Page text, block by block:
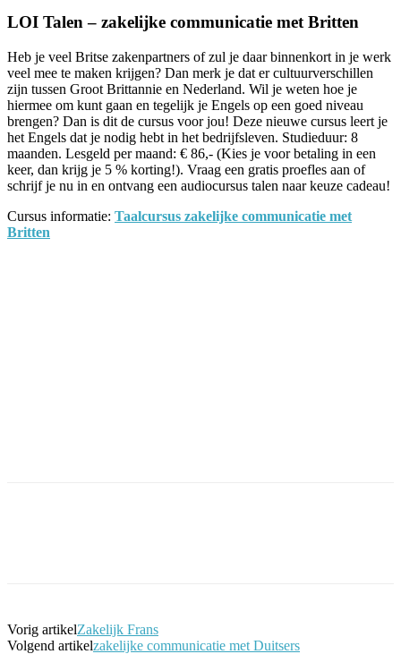
LOI Talen – zakelijke communicatie met Britten
Heb je veel Britse zakenpartners of zul je daar binnenkort in je werk
veel mee te maken krijgen? Dan merk je dat er cultuurverschillen
zijn tussen Groot Brittannie en Nederland. Wil je weten hoe je
hiermee om kunt gaan en tegelijk je Engels op een goed niveau
brengen? Dan is dit de cursus voor jou! Deze nieuwe cursus leert je
het Engels dat je nodig hebt in het bedrijfsleven. Studieduur: 8
maanden. Lesgeld per maand: € 86,- (Kies je voor betaling in een
keer, dan krijg je 5 % korting!). Vraag een gratis proefles aan of
schrijf je nu in en ontvang een audiocursus talen naar keuze cadeau!
Cursus informatie: Taalcursus zakelijke communicatie met
Britten
Vorig artikelZakelijk Frans
Volgend artikelzakelijke communicatie met Duitsers